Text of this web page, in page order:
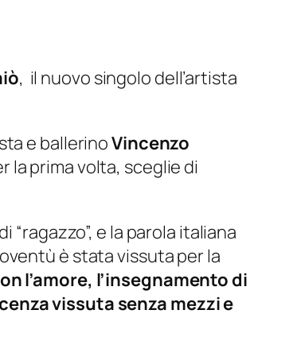
, il nuovo singolo dell’artista
e ballerinoVincenzo
prima volta, sceglie di
e la parola italiana
è stata vissuta per la
l’amore, l’insegnamento di
vissuta senza mezzi e